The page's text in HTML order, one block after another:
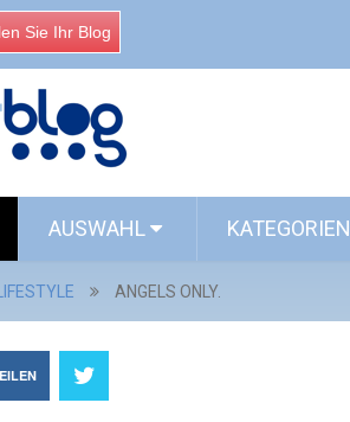
Sie Ihr Blog
AUSWAHL KATEGORIEN
LIFESTYLE ANGELS ONLY.